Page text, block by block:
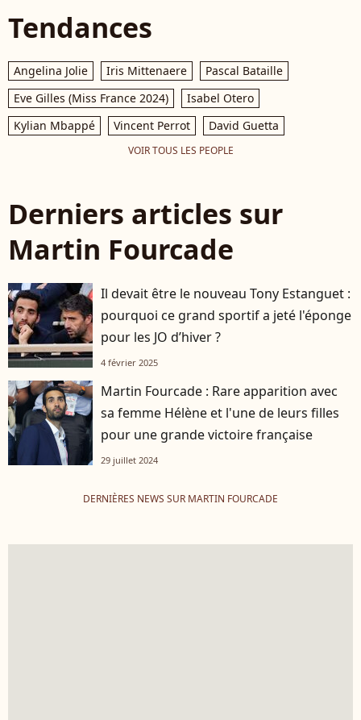
Tendances
Angelina Jolie Iris Mittenaere
Pascal Bataille
Eve Gilles (Miss France 2024)
Isabel Otero
Kylian Mbappé
Vincent Perrot David Guetta
VOIR TOUS LES PEOPLE
Derniers articles sur
Martin Fourcade
Il devait être le nouveau Tony Estanguet :
pourquoi ce grand sportif a jeté l'éponge
pour les JO d’hiver ?
4 février 2025
Martin Fourcade : Rare apparition avec
sa femme Hélène et l'une de leurs filles
pour une grande victoire française
29 juillet 2024
DERNIÈRES NEWS SUR MARTIN FOURCADE